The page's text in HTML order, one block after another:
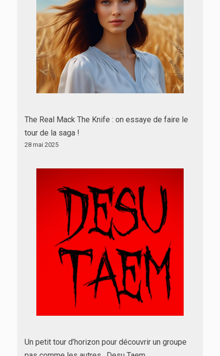
The Real Mack The Knife : on essaye de faire le
tour de la saga !
28 mai 2025
Un petit tour d’horizon pour découvrir un groupe